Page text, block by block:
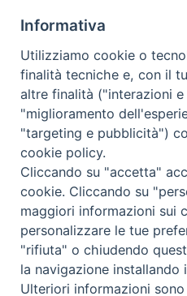
CP di Gonars
Piazza Patriarcato, 1 - 33100
0432.511.838
Informativa
Utilizziamo cookie o
finalità tecniche e, con il
altre finalità ("interazioni
"miglioramento
"targeting e pubblicità")
cookie policy.
Cliccando su "accetta"
cookie. Cliccando su
maggiori informazioni sui
personalizzare le tue
"rifiuta" o chiudendo
la navigazione installando
Ulteriori informazioni